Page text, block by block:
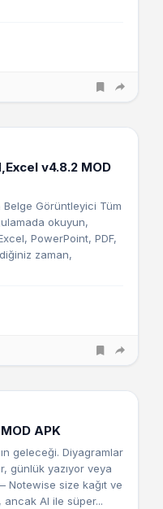
v4.8.2 MOD
Görüntleyici Tüm
okuyun,
PowerPoint, PDF,
zaman,
APK
geleceği. Diyagramlar
günlük yazıyor veya
Notewise size kağıt ve
AI ile süper...